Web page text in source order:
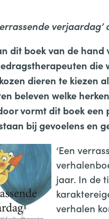
dit boek van de hand
die
dieren te kiezen
beleven welke
vormt dit boek
bij gevoelens en
‘Een
jaar. In de
verhalen